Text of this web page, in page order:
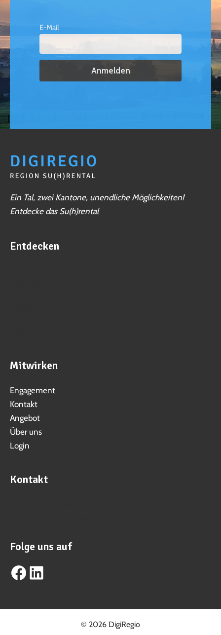
E-Mail
Ein Tal, zwei Kantone, unendliche Möglichkeiten!
Entdecke das Su(h)rental
Entdecken
Mitwirken
Engagement
Kontakt
Angebot
Über uns
Login
Kontakt
Folge uns auf
Facebook
LinkedIn
© 2026 DigiRegio